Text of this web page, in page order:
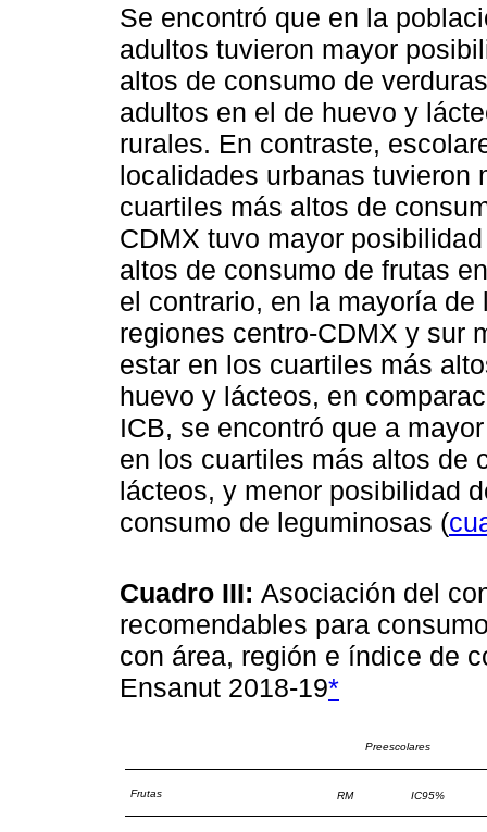
Se encontró que en la
adultos tuvieron mayor
altos de consumo de
adultos en el de huevo y
rurales. En contraste,
localidades urbanas tuvieron
cuartiles más altos de
CDMX tuvo mayor
altos de consumo de frutas
el contrario, en la mayoría
regiones centro-CDMX y sur
estar en los cuartiles más
huevo y lácteos, en
ICB, se encontró que a
en los cuartiles más altos de
lácteos, y menor posibilidad
consumo de leguminosas (
Cuadro III: Asociación del
recomendables para
con área, región e índice de
Ensanut 2018-19*
Preescolares
Frutas RM IC95%